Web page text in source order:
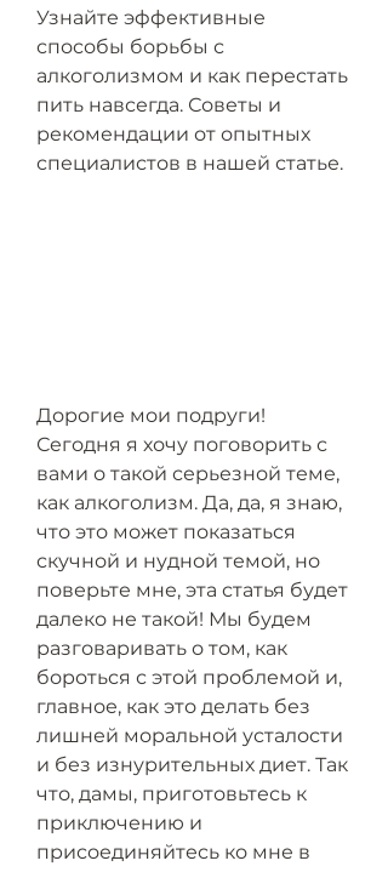
Узнайте эффективные
способы борьбы с
алкоголизмом и как перестать
пить навсегда. Советы и
рекомендации от опытных
специалистов в нашей статье.
Дорогие мои подруги!
Сегодня я хочу поговорить с
вами о такой серьезной теме,
как алкоголизм. Да, да, я знаю,
что это может показаться
скучной и нудной темой, но
поверьте мне, эта статья будет
далеко не такой! Мы будем
разговаривать о том, как
бороться с этой проблемой и,
главное, как это делать без
лишней моральной усталости
и без изнурительных диет. Так
что, дамы, приготовьтесь к
приключению и
присоединяйтесь ко мне в